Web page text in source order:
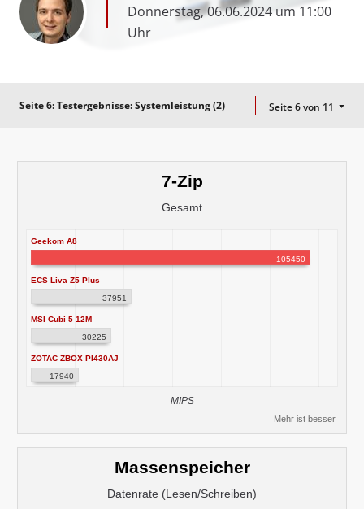
Donnerstag, 06.06.2024 um 11:00
Uhr
Seite 6:Testergebnisse: Systemleistung (2) Seite 6 von 11
7-Zip
Gesamt
Geekom A8
105450
ECS Liva Z5 Plus
37951
MSI Cubi 5 12M
30225
ZOTAC ZBOX PI430AJ
17940
MIPS
Mehr ist besser
Massenspeicher
Datenrate (Lesen/Schreiben)